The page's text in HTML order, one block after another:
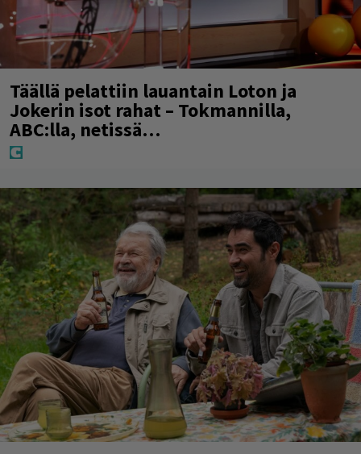
Täällä pelattiin lauantain Loton ja
Jokerin isot rahat – Tokmannilla,
ABC:lla, netissä…